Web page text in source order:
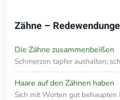
Zähne –
Die Zähne zusammenbeißen
Schmerzen tapfer aushalten;
Haare auf den Zähnen haben
Sich mit Worten gut behaupten